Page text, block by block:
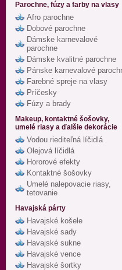
Parochne, fúzy a farby na vlasy
Afro parochne
Dobové parochne
Dámske karnevalové
parochne
Dámske kvalitné parochne
Pánske karnevalové
Farebné spreje na vlasy
Príčesky
Fúzy a brady
Makeup, kontaktné šošovky,
umelé riasy a ďalšie dekorácie
Vodou riediteľná líčidlá
Olejová líčidlá
Hororové efekty
Kontaktné šošovky
Umelé nalepovacie riasy,
tetovanie
Havajská párty
Havajské košele
Havajské sady
Havajské sukne
Havajské vence
Havajské šortky